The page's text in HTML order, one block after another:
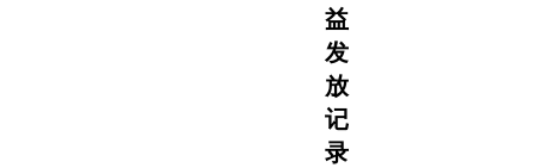
益
发
放
记
录